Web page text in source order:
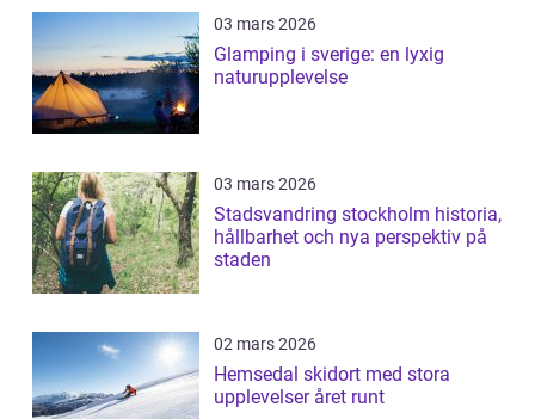
03 mars 2026
Glamping i sverige: en lyxig
naturupplevelse
03 mars 2026
Stadsvandring stockholm historia,
hållbarhet och nya perspektiv på
staden
02 mars 2026
Hemsedal skidort med stora
upplevelser året runt